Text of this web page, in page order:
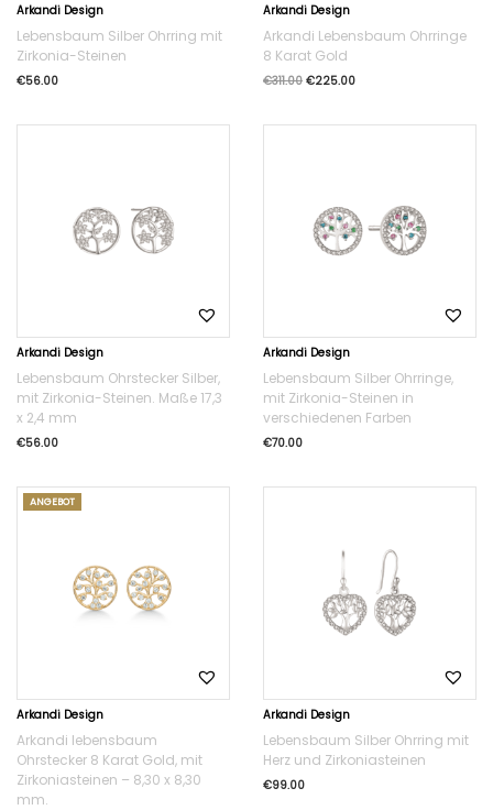
Arkandi Design
Lebensbaum Silber Ohrring mit
Zirkonia-Steinen
€56.00
Arkandi Design
Arkandi Lebensbaum Ohrringe
8 Karat Gold
€311.00 €225.00
Arkandi Design
Lebensbaum Ohrstecker Silber,
mit Zirkonia-Steinen. Maße 17,3
x 2,4 mm
€56.00
Arkandi Design
Lebensbaum Silber Ohrringe,
mit Zirkonia-Steinen in
verschiedenen Farben
€70.00
ANGEBOT
Arkandi Design
Arkandi lebensbaum
Ohrstecker 8 Karat Gold, mit
Zirkoniasteinen – 8,30 x 8,30
mm.
Arkandi Design
Lebensbaum Silber Ohrring mit
Herz und Zirkoniasteinen
€99.00